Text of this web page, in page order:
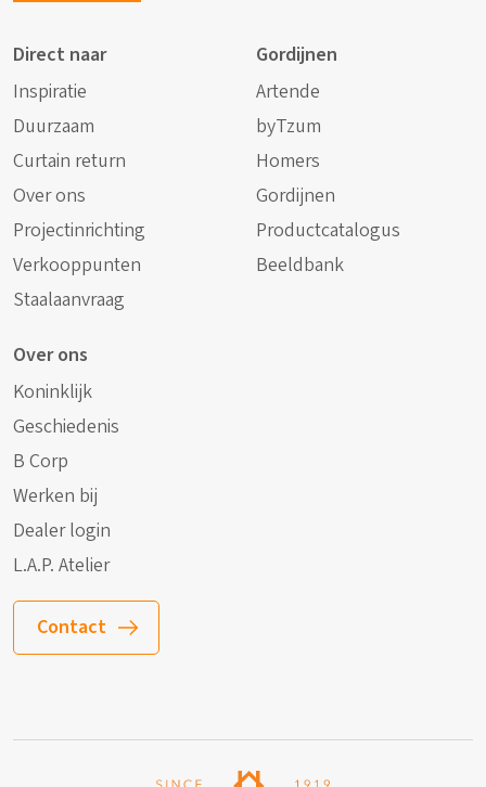
Direct naar
Inspiratie
Duurzaam
Curtain return
Over ons
Projectinrichting
Verkooppunten
Staalaanvraag
Gordijnen
Artende
byTzum
Homers
Gordijnen
Productcatalogus
Beeldbank
Over ons
Koninklijk
Geschiedenis
B Corp
Werken bij
Dealer login
L.A.P. Atelier
Contact